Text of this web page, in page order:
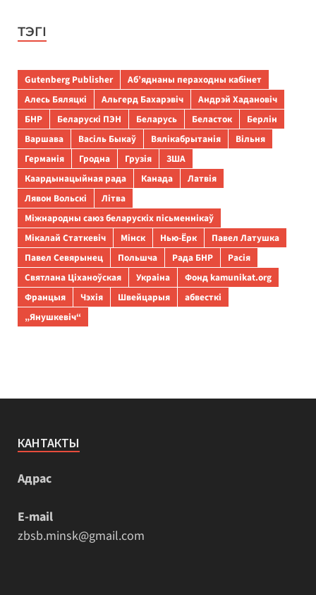
ТЭГІ
Gutenberg Publisher
Аб’яднаны пераходны кабінет
Алесь Бяляцкі
Альгерд Бахарэвіч
Андрэй Хадановіч
БНР
Беларускі ПЭН Беларусь Беласток
Берлін
Варшава
Васіль Быкаў Вялікабрытанія
Вільня
Германія
Гродна Грузія
ЗША
Каардынацыйная рада
Канада
Латвія
Лявон Вольскі
Літва
Міжнародны саюз беларускіх пісьменнікаў
Мікалай Статкевіч
Мінск Нью-Ёрк
Павел Латушка
Павел Севярынец
Польшча Рада БНР
Расія
Святлана Ціханоўская
Украіна
Фонд kamunikat.org
Францыя
Чэхія Швейцарыя
абвесткі
„Янушкевіч“
КАНТАКТЫ
Адрас
E-mail
zbsb.minsk@gmail.com